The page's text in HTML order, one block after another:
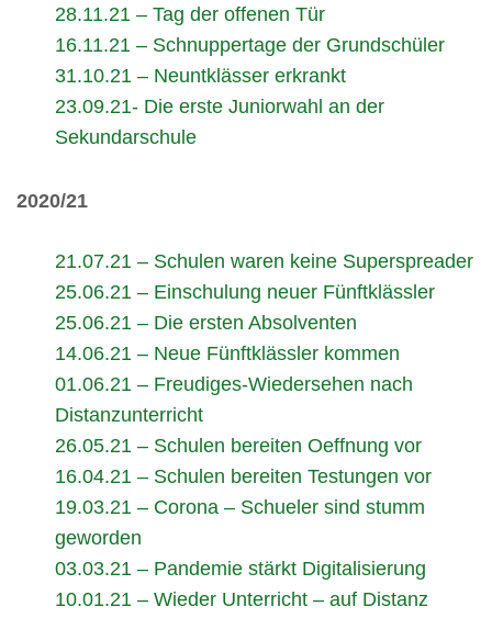
28.11.21 – Tag der offenen Tür
16.11.21 – Schnuppertage der Grundschüler
31.10.21 – Neuntklässer erkrankt
23.09.21- Die erste Juniorwahl an der
Sekundarschule
2020/21
21.07.21 – Schulen waren keine Superspreader
25.06.21 – Einschulung neuer Fünftklässler
25.06.21 – Die ersten Absolventen
14.06.21 – Neue Fünftklässler kommen
01.06.21 – Freudiges-Wiedersehen nach
Distanzunterricht
26.05.21 – Schulen bereiten Oeffnung vor
16.04.21 – Schulen bereiten Testungen vor
19.03.21 – Corona – Schueler sind stumm
geworden
03.03.21 – Pandemie stärkt Digitalisierung
10.01.21 – Wieder Unterricht – auf Distanz